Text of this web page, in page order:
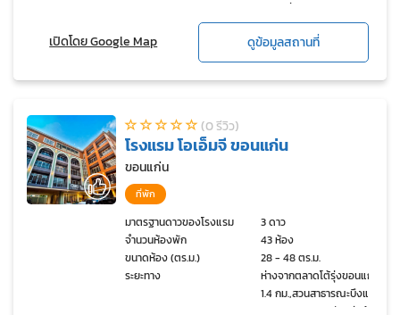
ขอนแก่น 1.7 กม.,พระธาตุขาม
แก่น 2.4 กม.,วัดทุ่งเศรษฐี
10.9 กม.
เปิดโดย Google Map ดูข้อมูลสถานที่
(0 รีวิว)
โรงแรม โอเอ็มจี ขอนแก่น
ขอนแก่น
ที่พัก
มาตรฐานดาวของโรงแรม
3 ดาว
จำนวนห้องพัก
43 ห้อง
ขนาดห้อง (ตร.ม.)
28 - 48 ตร.ม.
ระยะทาง
ห่างจากตลาดโต้รุ่งขอนแก่น
1.4 กม.,สวนสาธารณะบึงแก่น
นคร 2.3 กม.,สถานีขนส่งผู้